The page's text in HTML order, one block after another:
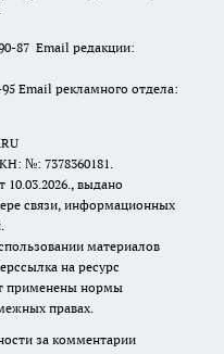
87 Email редакции:
Email рекламного отдела:
№: 7378360181.
выдано
связи, информационных
материалов
на ресурс
применены нормы
правах.
за комментарии